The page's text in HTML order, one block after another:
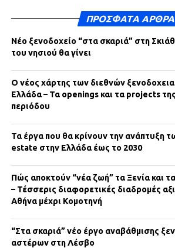
ΠΡΌΣΦΑΤΑ ΆΡΘΡΑ
Νέο ξενοδοχείο “στα σκαριά” στη
του νησιού θα γίνει
Ο νέος χάρτης των διεθνών
Ελλάδα – Τα openings και τα projects
περιόδου
Τα έργα που θα κρίνουν την ανάπτυξη
estate στην Ελλάδα έως το 2030
Πώς αποκτούν “νέα ζωή” τα Ξενία και
– Τέσσερις διαφορετικές διαδρομές
Αθήνα μέχρι Κομοτηνή
“Στα σκαριά” νέο έργο αναβάθμισης
αστέρων στη Λέσβο